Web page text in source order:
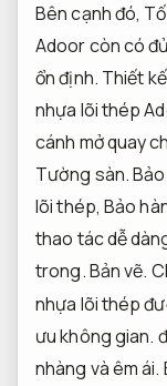
Bên cạnh đó,
Adoor còn có
ổn định. Thiết
nhựa lõi thép
cánh mở quay
Tường sàn.
lõi thép, Bảo
thao tác dễ
trong.Bản vẽ.
nhựa lõi thép
ưu không gian.
nhàng và êm ái.